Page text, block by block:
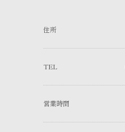
住所
TEL
営業時間